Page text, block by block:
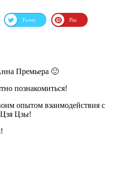
Tweet Pin
Премьера 🙂
познакомиться!
опытом взаимодействия с
Цзы!